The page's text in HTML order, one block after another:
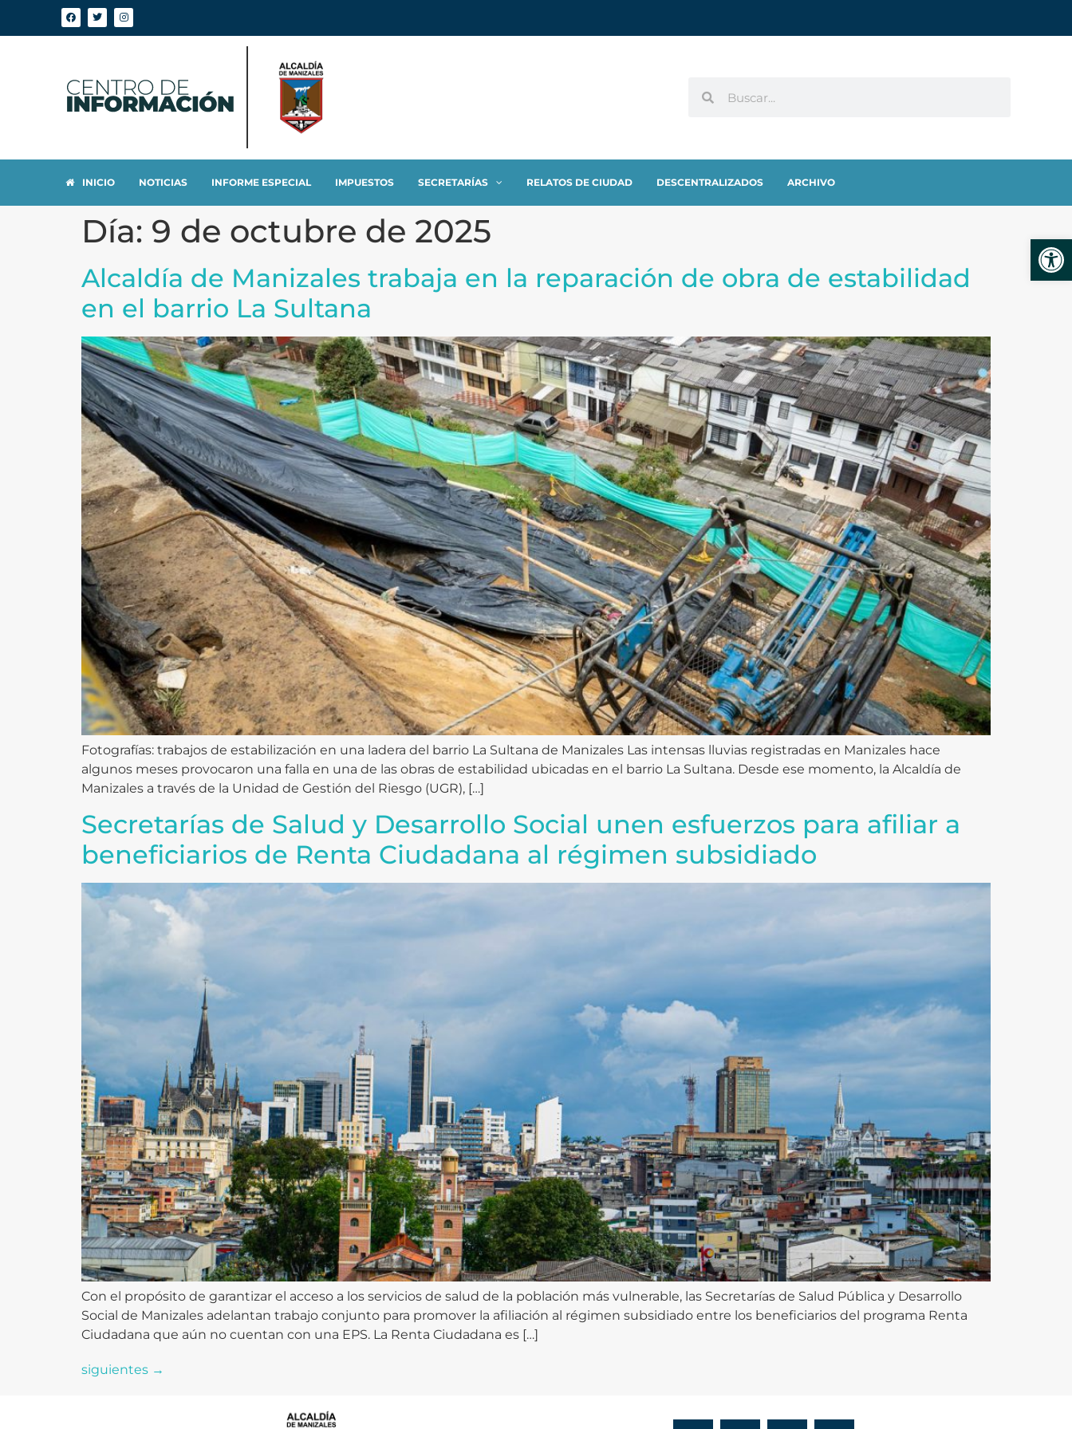
INICIO NOTICIAS INFORME ESPECIAL IMPUESTOS SECRETARÍAS RELATOS DE CIUDAD DESCENTRALIZADOS ARCHIVO
Día: 9 de octubre de 2025
Alcaldía de Manizales trabaja en la reparación de obra de estabilidad
en el barrio La Sultana
Fotografías: trabajos de estabilización en una ladera del barrio La Sultana de Manizales Las intensas lluvias registradas en Manizales hace
algunos meses provocaron una falla en una de las obras de estabilidad ubicadas en el barrio La Sultana. Desde ese momento, la Alcaldía de
Manizales a través de la Unidad de Gestión del Riesgo (UGR), […]
Secretarías de Salud y Desarrollo Social unen esfuerzos para afiliar a
beneficiarios de Renta Ciudadana al régimen subsidiado
Con el propósito de garantizar el acceso a los servicios de salud de la población más vulnerable, las Secretarías de Salud Pública y Desarrollo
Social de Manizales adelantan trabajo conjunto para promover la afiliación al régimen subsidiado entre los beneficiarios del programa Renta
Ciudadana que aún no cuentan con una EPS. La Renta Ciudadana es […]
siguientes →